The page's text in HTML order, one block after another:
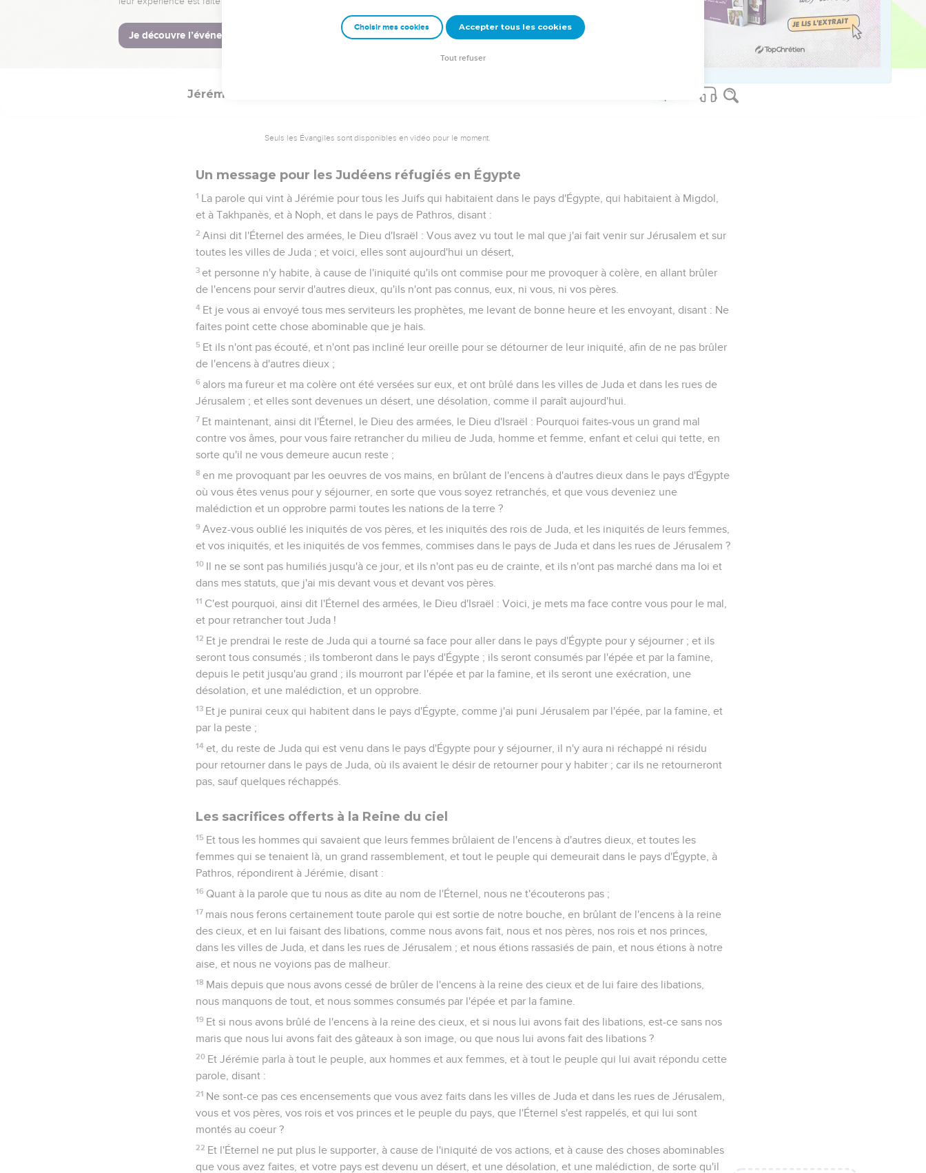
captifs ; et il se revêtira du pays d'Égypte comme un berger se revêt de son vêtement, et il en sortira en paix.
13 Et il brisera les stèles de Beth-Shémesh, qui est dans le pays d'Égypte, et brûlera par le feu les maisons des
Jérémie
Seuls les Évangiles sont disponibles en vidéo pour le moment.
Un message pour les Judéens réfugiés en Égypte
1 La parole qui vint à Jérémie pour tous les Juifs qui habitaient dans le pays d'Égypte, qui habitaient à Migdol,
et à Takhpanès, et à Noph, et dans le pays de Pathros, disant :
2 Ainsi dit l'Éternel des armées, le Dieu d'Israël : Vous avez vu tout le mal que j'ai fait venir sur Jérusalem et sur
toutes les villes de Juda ; et voici, elles sont aujourd'hui un désert,
3 et personne n'y habite, à cause de l'iniquité qu'ils ont commise pour me provoquer à colère, en allant brûler
de l'encens pour servir d'autres dieux, qu'ils n'ont pas connus, eux, ni vous, ni vos pères.
4 Et je vous ai envoyé tous mes serviteurs les prophètes, me levant de bonne heure et les envoyant, disant : Ne
faites point cette chose abominable que je hais.
5 Et ils n'ont pas écouté, et n'ont pas incliné leur oreille pour se détourner de leur iniquité, afin de ne pas brûler
de l'encens à d'autres dieux ;
6 alors ma fureur et ma colère ont été versées sur eux, et ont brûlé dans les villes de Juda et dans les rues de
Jérusalem ; et elles sont devenues un désert, une désolation, comme il paraît aujourd'hui.
7 Et maintenant, ainsi dit l'Éternel, le Dieu des armées, le Dieu d'Israël : Pourquoi faites-vous un grand mal
contre vos âmes, pour vous faire retrancher du milieu de Juda, homme et femme, enfant et celui qui tette, en
sorte qu'il ne vous demeure aucun reste ;
8 en me provoquant par les oeuvres de vos mains, en brûlant de l'encens à d'autres dieux dans le pays d'Égypte
où vous êtes venus pour y séjourner, en sorte que vous soyez retranchés, et que vous deveniez une
malédiction et un opprobre parmi toutes les nations de la terre ?
9 Avez-vous oublié les iniquités de vos pères, et les iniquités des rois de Juda, et les iniquités de leurs femmes,
et vos iniquités, et les iniquités de vos femmes, commises dans le pays de Juda et dans les rues de Jérusalem ?
10 Il ne se sont pas humiliés jusqu'à ce jour, et ils n'ont pas eu de crainte, et ils n'ont pas marché dans ma loi et
dans mes statuts, que j'ai mis devant vous et devant vos pères.
11 C'est pourquoi, ainsi dit l'Éternel des armées, le Dieu d'Israël : Voici, je mets ma face contre vous pour le mal,
et pour retrancher tout Juda !
12 Et je prendrai le reste de Juda qui a tourné sa face pour aller dans le pays d'Égypte pour y séjourner ; et ils
seront tous consumés ; ils tomberont dans le pays d'Égypte ; ils seront consumés par l'épée et par la famine,
depuis le petit jusqu'au grand ; ils mourront par l'épée et par la famine, et ils seront une exécration, une
désolation, et une malédiction, et un opprobre.
13 Et je punirai ceux qui habitent dans le pays d'Égypte, comme j'ai puni Jérusalem par l'épée, par la famine, et
par la peste ;
14 et, du reste de Juda qui est venu dans le pays d'Égypte pour y séjourner, il n'y aura ni réchappé ni résidu
pour retourner dans le pays de Juda, où ils avaient le désir de retourner pour y habiter ; car ils ne retourneront
pas, sauf quelques réchappés.
Les sacrifices offerts à la Reine du ciel
15 Et tous les hommes qui savaient que leurs femmes brûlaient de l'encens à d'autres dieux, et toutes les
femmes qui se tenaient là, un grand rassemblement, et tout le peuple qui demeurait dans le pays d'Égypte, à
Pathros, répondirent à Jérémie, disant :
16 Quant à la parole que tu nous as dite au nom de l'Éternel, nous ne t'écouterons pas ;
17 mais nous ferons certainement toute parole qui est sortie de notre bouche, en brûlant de l'encens à la reine
des cieux, et en lui faisant des libations, comme nous avons fait, nous et nos pères, nos rois et nos princes,
dans les villes de Juda, et dans les rues de Jérusalem ; et nous étions rassasiés de pain, et nous étions à notre
aise, et nous ne voyions pas de malheur.
18 Mais depuis que nous avons cessé de brûler de l'encens à la reine des cieux et de lui faire des libations,
nous manquons de tout, et nous sommes consumés par l'épée et par la famine.
19 Et si nous avons brûlé de l'encens à la reine des cieux, et si nous lui avons fait des libations, est-ce sans nos
maris que nous lui avons fait des gâteaux à son image, ou que nous lui avons fait des libations ?
20 Et Jérémie parla à tout le peuple, aux hommes et aux femmes, et à tout le peuple qui lui avait répondu cette
parole, disant :
21 Ne sont-ce pas ces encensements que vous avez faits dans les villes de Juda et dans les rues de Jérusalem,
vous et vos pères, vos rois et vos princes et le peuple du pays, que l'Éternel s'est rappelés, et qui lui sont
montés au coeur ?
22 Et l'Éternel ne put plus le supporter, à cause de l'iniquité de vos actions, et à cause des choses abominables
que vous avez faites, et votre pays est devenu un désert, et une désolation, et une malédiction, de sorte qu'il
Choisir mes cookies Accepter tous les cookies
Tout refuser